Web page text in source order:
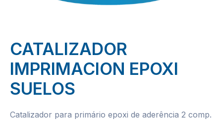
CATALIZADOR
IMPRIMACION EPOXI
SUELOS
Catalizador para primário epoxi de aderência 2 comp.